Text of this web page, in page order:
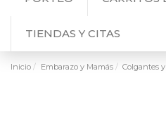
TIENDAS Y CITAS
Inicio Embarazo y Mamás Colgantes